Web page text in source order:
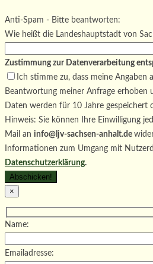
Bitte lasse dieses Feld leer.
Anti-Spam - Bitte beantworten:
Wie heißt die Landeshauptstadt von
Zustimmung zur Datenverarbeitung
Ich stimme zu, dass meine
Beantwortung meiner Anfrage erhoben
Daten werden für 10 Jahre gespeichert
Hinweis: Sie können Ihre Einwilligung
Mail an info@ljv-sachsen-anhalt.de
Informationen zum Umgang mit
Datenschutzerklärung.
×
Name:
Emailadresse: